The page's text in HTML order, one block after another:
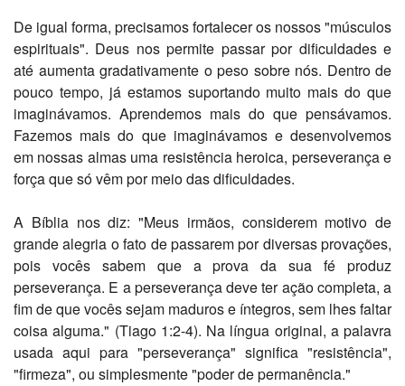
De igual forma, precisamos fortalecer os nossos "músculos
espirituais". Deus nos permite passar por dificuldades e
até aumenta gradativamente o peso sobre nós. Dentro de
pouco tempo, já estamos suportando muito mais do que
imaginávamos. Aprendemos mais do que pensávamos.
Fazemos mais do que imaginávamos e desenvolvemos
em nossas almas uma resistência heroica, perseverança e
força que só vêm por meio das dificuldades.
A Bíblia nos diz: "Meus irmãos, considerem motivo de
grande alegria o fato de passarem por diversas provações,
pois vocês sabem que a prova da sua fé produz
perseverança. E a perseverança deve ter ação completa, a
fim de que vocês sejam maduros e íntegros, sem lhes faltar
coisa alguma." (Tiago 1:2-4). Na língua original, a palavra
usada aqui para "perseverança" significa "resistência",
"firmeza", ou simplesmente "poder de permanência."